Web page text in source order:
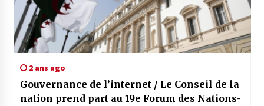
2 ans ago
Gouvernance de l’internet / Le Conseil de la
nation prend part au 19e Forum des Nations-